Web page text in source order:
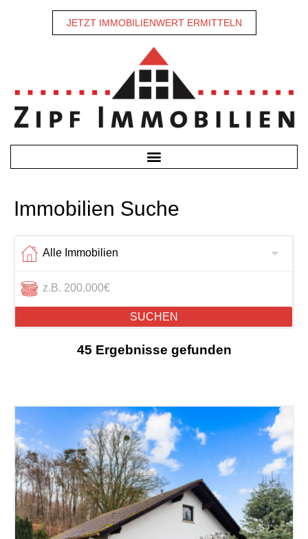
JETZT IMMOBILIENWERT ERMITTELN
Immobilien Suche
SUCHEN
45 Ergebnisse gefunden